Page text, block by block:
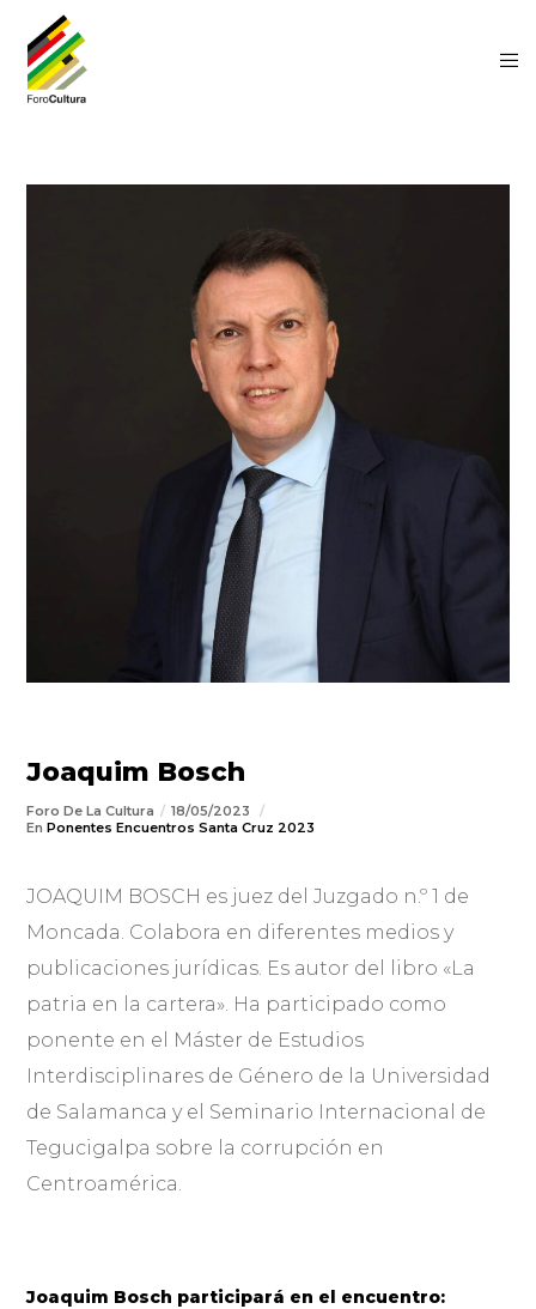
Joaquim Bosch
Foro De La Cultura
18/05/2023
EnPonentes Encuentros Santa Cruz 2023
JOAQUIM BOSCH es juez del Juzgado n.º 1 de
Moncada. Colabora en diferentes medios y
publicaciones jurídicas. Es autor del libro «La
patria en la cartera». Ha participado como
ponente en el Máster de Estudios
Interdisciplinares de Género de la Universidad
de Salamanca y el Seminario Internacional de
Tegucigalpa sobre la corrupción en
Centroamérica.
Joaquim Bosch participará en el encuentro: